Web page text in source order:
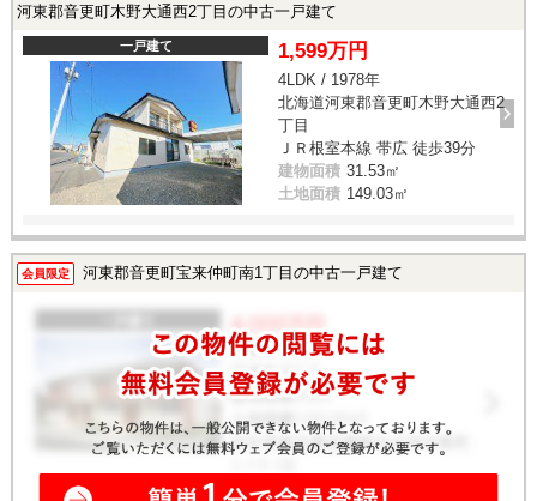
河東郡音更町木野大通西2丁目の中古一戸建て
一戸建て 1,599万円
4LDK / 1978年
北海道河東郡音更町木野大通西2
丁目
ＪＲ根室本線 帯広 徒歩39分
建物面積 31.53㎡
土地面積 149.03㎡
会員限定 河東郡音更町宝来仲町南1丁目の中古一戸建て